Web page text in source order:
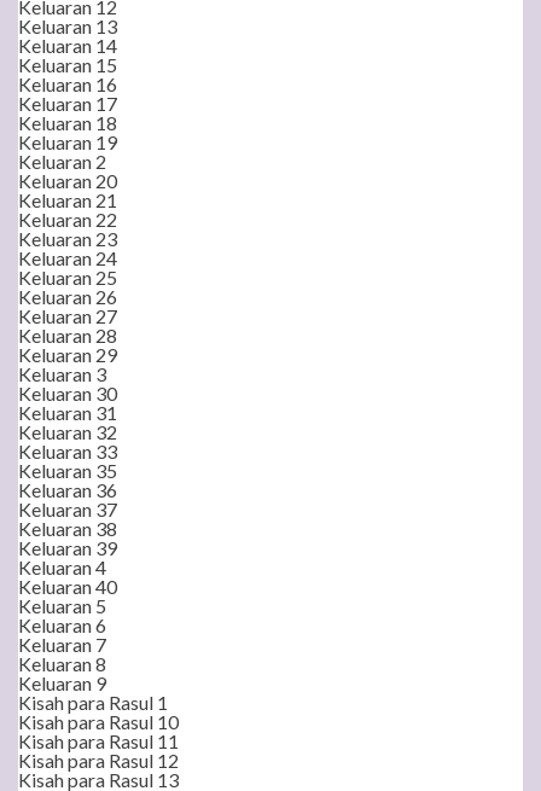
Keluaran 12
Keluaran 13
Keluaran 14
Keluaran 15
Keluaran 16
Keluaran 17
Keluaran 18
Keluaran 19
Keluaran 2
Keluaran 20
Keluaran 21
Keluaran 22
Keluaran 23
Keluaran 24
Keluaran 25
Keluaran 26
Keluaran 27
Keluaran 28
Keluaran 29
Keluaran 3
Keluaran 30
Keluaran 31
Keluaran 32
Keluaran 33
Keluaran 35
Keluaran 36
Keluaran 37
Keluaran 38
Keluaran 39
Keluaran 4
Keluaran 40
Keluaran 5
Keluaran 6
Keluaran 7
Keluaran 8
Keluaran 9
Kisah para Rasul 1
Kisah para Rasul 10
Kisah para Rasul 11
Kisah para Rasul 12
Kisah para Rasul 13